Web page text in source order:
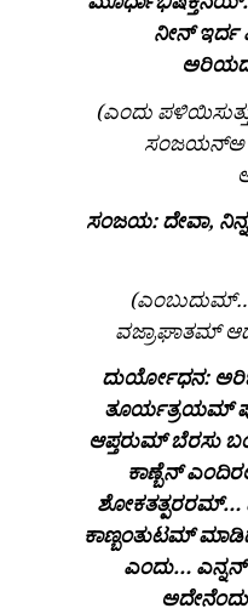
ನೀನ್
(ಎಂದು
ಸಂಜಯನ್ಅ
ಸಂಜಯ: ದೇವಾ,
ವಜ್ರಾಘಾತಮ್
ದುರ್ಯೋಧನ:
ತೂರ್ಯತ್ರಯಮ್
ಆಪ್ತರುಮ್ ಬೆರಸು
ಕಾಣ್ಬೆನ್
ಶೋಕತತ್ಪರರಮ್…
ಕಾಣ್ಬಂತುಟಮ್
ಎಂದು…